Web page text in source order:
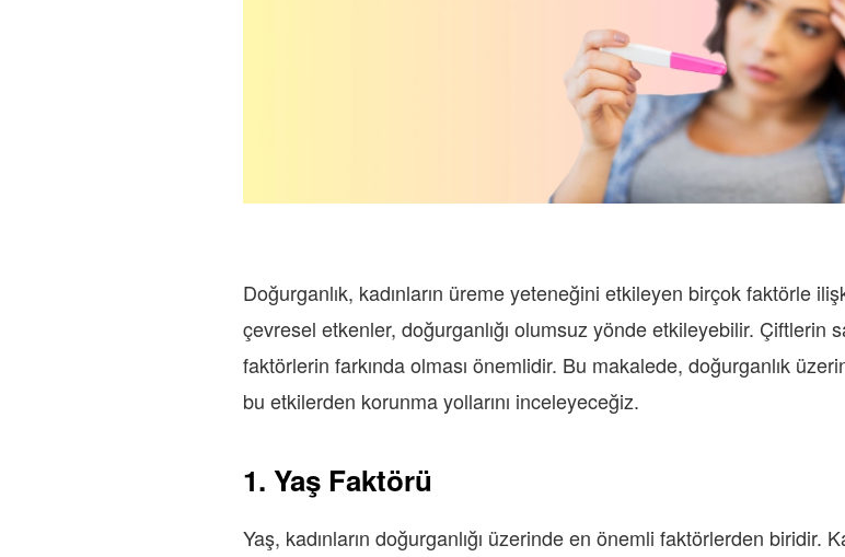
Doğurganlık, kadınların üreme yeteneğini etkileyen birçok faktörle
çevresel etkenler, doğurganlığı olumsuz yönde etkileyebilir. Çiftlerin
faktörlerin farkında olması önemlidir. Bu makalede, doğurganlık
bu etkilerden korunma yollarını inceleyeceğiz.
1. Yaş Faktörü
Yaş, kadınların doğurganlığı üzerinde en önemli faktörlerden biridir.